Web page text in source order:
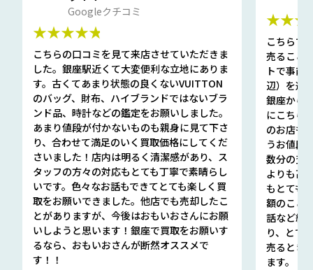
Googleクチコミ
★★★★★
こちらの口コミを見て来店させていただきま
した。銀座駅近くて大変便利な立地にありま
す。古くてあまり状態の良くないVUITTON
のバッグ、財布、ハイブランドではないブラ
ンド品、時計などの鑑定をお願いしました。
あまり値段が付かないものも親身に見て下さ
り、合わせて満足のいく買取価格にしてくだ
さいました！店内は明るく清潔感があり、ス
タッフの方々の対応もとても丁寧で素晴らし
いです。色々なお話もできてとても楽しく買
取をお願いできました。他店でも売却したこ
とがありますが、今後はおもいおさんにお願
いしようと思います！銀座で買取をお願いす
るなら、おもいおさんが断然オススメで
す！！
こちらで
売ること
トで事前
辺）を選
銀座から
にこちら
のお店も
うお値段
数分の査
よりも高
もとても
額のこと
話など細
り、とて
売るとき
ます。